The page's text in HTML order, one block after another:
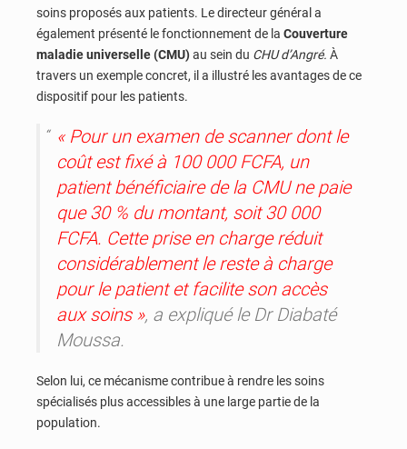
soins proposés aux patients. Le directeur général a
également présenté le fonctionnement de la Couverture
maladie universelle (CMU)au sein du CHU d’Angré. À
travers un exemple concret, il a illustré les avantages de ce
dispositif pour les patients.
« Pour un examen de scanner dont le
coût est fixé à 100 000 FCFA, un
patient bénéficiaire de la CMU ne paie
que 30 % du montant, soit 30 000
FCFA. Cette prise en charge réduit
considérablement le reste à charge
pour le patient et facilite son accès
aux soins », a expliqué le Dr Diabaté
Moussa.
Selon lui, ce mécanisme contribue à rendre les soins
spécialisés plus accessibles à une large partie de la
population.